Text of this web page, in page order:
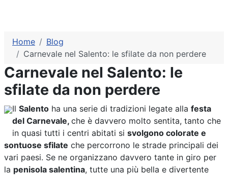
Home
Blog
Carnevale nel Salento: le sfilate da non perdere
Carnevale nel Salento: le
sfilate da non perdere
Il Salento ha una serie di tradizioni legate alla festa
del Carnevale, che è davvero molto sentita, tanto che
in quasi tutti i centri abitati si svolgono colorate e
sontuose sfilate che percorrono le strade principali dei
vari paesi. Se ne organizzano davvero tante in giro per
la penisola salentina, tutte una più bella e divertente